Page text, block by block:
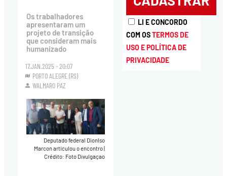
Os trabalhadores
apresentaram um
projeto de transição
que consideram mais
humanizado
17.JAN.2025 - 20:07
PORTO ALEGRE (RS)
WALMARO PAZ
Deputado federal Dionlso
Marcon articulou o encontro|
Crédito: Foto Divulgaçao
LI E CONCORDO
COM OSTERMOS DE
USO E POLÍTICA DE
PRIVACIDADE